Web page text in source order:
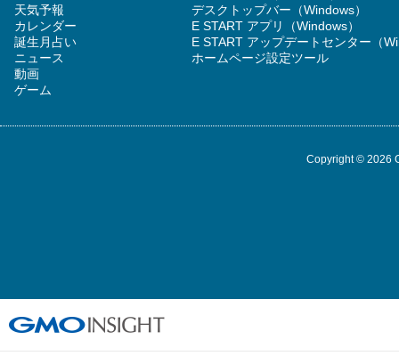
天気予報
カレンダー
誕生月占い
ニュース
動画
ゲーム
デスクトップバー（Windows）
E START アプリ（Windows）
E START アップデートセンター（
ホームページ設定ツール
Copyright © 2026